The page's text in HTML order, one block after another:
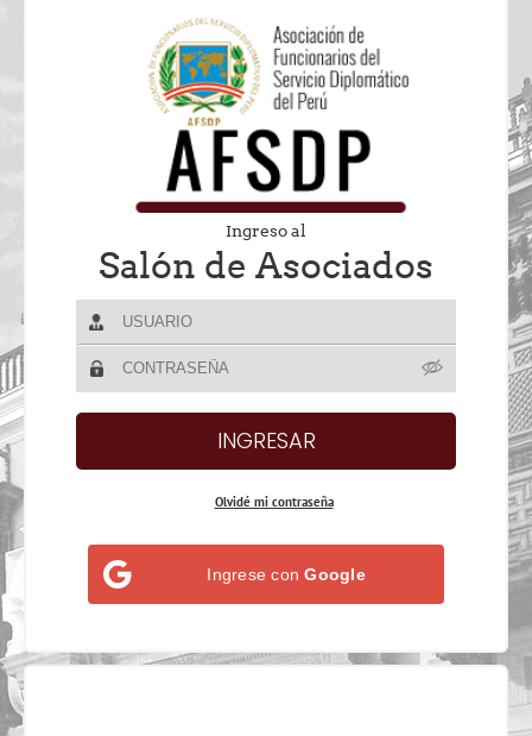
Ingreso al
Salón de Asociados
Olvidé mi contraseña
Ingrese conGoogle